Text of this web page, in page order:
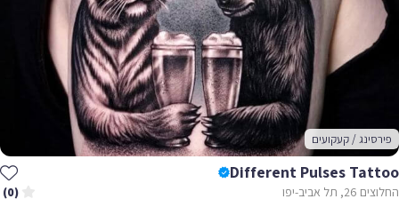
פירסינג / קעקועים
Different Pulses Tattoo
החלוצים 26, תל אביב-יפו (0)